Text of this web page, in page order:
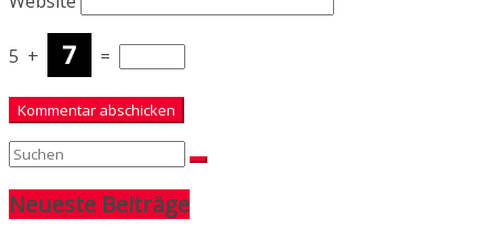
5 + =
Neueste Beiträge